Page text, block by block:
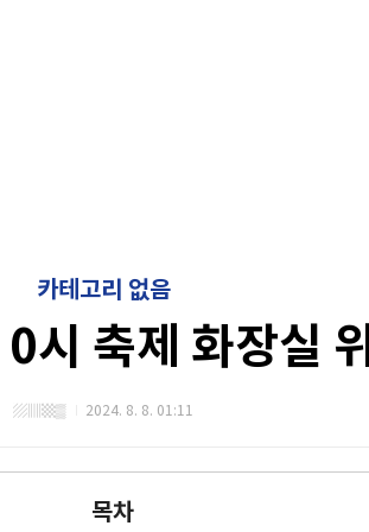
카테고리 없음
시 축제 화장실
▨▥▩▒ 2024. 8. 8. 01:11
목차